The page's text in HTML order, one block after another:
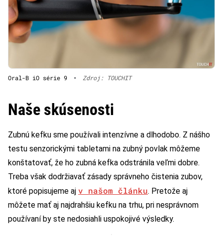
Oral-B iO série 9 • Zdroj: TOUCHIT
Naše skúsenosti
Zubnú kefku sme používali intenzívne a dlhodobo. Z nášho
testu senzorickými tabletami na zubný povlak môžeme
konštatovať, že ho zubná kefka odstránila veľmi dobre.
Treba však dodržiavať zásady správneho čistenia zubov,
ktoré popisujeme aj v našom článku. Pretože aj
môžete mať aj najdrahšiu kefku na trhu, pri nesprávnom
používaní by ste nedosiahli uspokojivé výsledky.